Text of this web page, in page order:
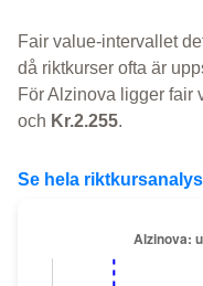
Fair value-intervallet
då riktkurser ofta är
För Alzinova ligger fair
och Kr.2.255.
Se hela